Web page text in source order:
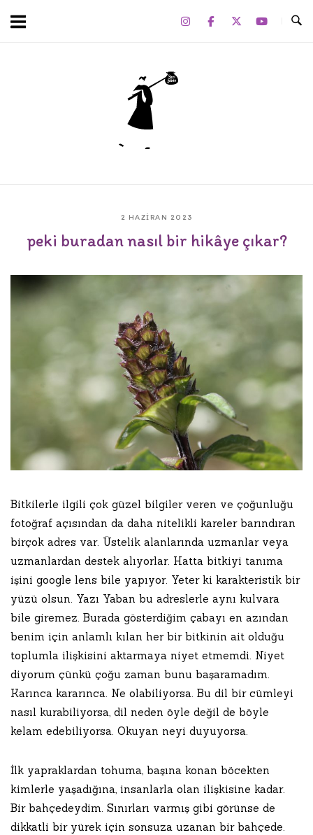
Home
2 HAZIRAN 2023
peki buradan nasıl bir hikâye çıkar?
Bitkilerle ilgili çok güzel bilgiler veren ve çoğunluğu
fotoğraf açısından da daha nitelikli kareler barındıran
birçok adres var. Üstelik alanlarında uzmanlar veya
uzmanlardan destek alıyorlar. Hatta bitkiyi tanıma
işini google lens bile yapıyor. Yeter ki karakteristik bir
yüzü olsun. Yazı Yaban bu adreslerle aynı kulvara
bile giremez. Burada gösterdiğim çabayı en azından
benim için anlamlı kılan her bir bitkinin ait olduğu
toplumla ilişkisini aktarmaya niyet etmemdi. Niyet
diyorum çünkü çoğu zaman bunu başaramadım.
Karınca kararınca. Ne olabiliyorsa. Bu dil bir cümleyi
nasıl kurabiliyorsa, dil neden öyle değil de böyle
kelam edebiliyorsa. Okuyan neyi duyuyorsa.
İlk yapraklardan tohuma, başına konan böcekten
kimlerle yaşadığına, insanlarla olan ilişkisine kadar.
Bir bahçedeydim. Sınırları varmış gibi görünse de
dikkatli bir yürek için sonsuza uzanan bir bahçede.